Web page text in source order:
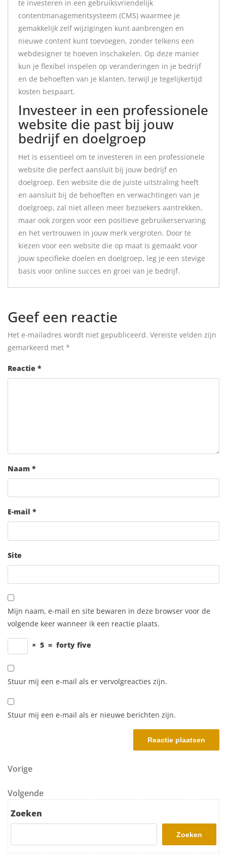
te investeren in een gebruiksvriendelijk
contentmanagementsysteem (CMS) waarmee je
gemakkelijk zelf wijzigingen kunt aanbrengen en
nieuwe content kunt toevoegen, zonder telkens een
webdesigner te hoeven inschakelen. Op deze manier
kun je flexibel inspelen op veranderingen in je bedrijf
en de behoeften van je klanten, terwijl je tegelijkertijd
kosten bespaart.
Investeer in een professionele
website die past bij jouw
bedrijf en doelgroep
Het is essentieel om te investeren in een professionele
website die perfect aansluit bij jouw bedrijf en
doelgroep. Een website die de juiste uitstraling heeft
en aansluit bij de behoeften en verwachtingen van je
doelgroep, zal niet alleen meer bezoekers aantrekken,
maar ook zorgen voor een positieve gebruikerservaring
en het vertrouwen in jouw merk vergroten. Door te
kiezen voor een website die op maat is gemaakt voor
jouw specifieke doelen en doelgroep, leg je een stevige
basis voor online succes en groei van je bedrijf.
Geef een reactie
Het e-mailadres wordt niet gepubliceerd. Vereiste velden zijn
gemarkeerd met *
Reactie *
Naam *
E-mail *
Site
Mijn naam, e-mail en site bewaren in deze browser voor de
volgende keer wanneer ik een reactie plaats.
× 5 = forty five
Stuur mij een e-mail als er vervolgreacties zijn.
Stuur mij een e-mail als er nieuwe berichten zijn.
Berichtnavigatie
Vorig bericht
Vorige
Volgend bericht
Volgende
Zoeken
Zoeken